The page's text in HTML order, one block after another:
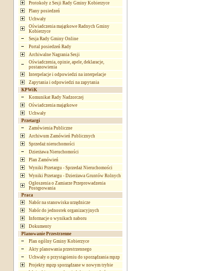
Protokoły z Sesji Rady Gminy Kobierzyce
Plany posiedzeń
Uchwały
Oświadczenia majątkowe Radnych Gminy
Kobierzyce
Sesja Rady Gminy Online
Portal posiedzeń Rady
Archiwalne Nagrania Sesji
Oświadczenia, opinie, apele, deklaracje,
postanowienia
Interpelacje i odpowiedzi na interpelacje
Zapytania i odpowiedzi na zapytania
KPWiK
Komunikat Rady Nadzorczej
Oświadczenia majątkowe
Uchwały
Przetargi
Zamówienia Publiczne
Archiwum Zamówień Publicznych
Sprzedaż nieruchomości
Dzierżawa Nieruchomości
Plan Zamówień
Wyniki Przetargu - Sprzedaż Nieruchomości
Wyniki Przetargu - Dzierżawa Gruntów Rolnych
Ogłoszenia o Zamiarze Przeprowadzenia
Postępowania
Praca
Nabór na stanowiska urzędnicze
Nabór do jednostek organizacyjnych
Informacje o wynikach naboru
Dokumenty
Planowanie Przestrzenne
Plan ogólny Gminy Kobierzyce
Akty planowania przestrzennego
Uchwały o przystąpieniu do sporządzania mpzp
Projekty mpzp sporządzane w nowym trybie